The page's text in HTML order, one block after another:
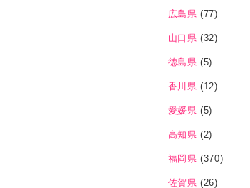
広島県 (77)
山口県 (32)
徳島県 (5)
香川県 (12)
愛媛県 (5)
高知県 (2)
福岡県 (370)
佐賀県 (26)